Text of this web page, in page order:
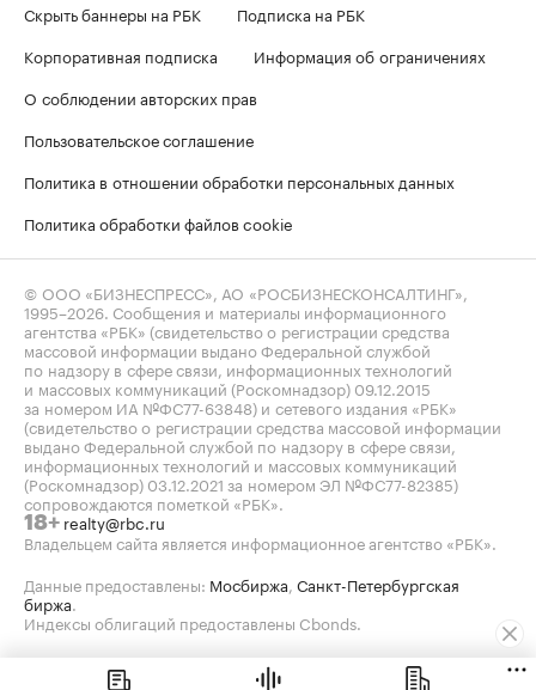
Скрыть баннеры на РБК
Подписка на РБК
Корпоративная подписка
Информация об ограничениях
О соблюдении авторских прав
Пользовательское соглашение
Политика в отношении обработки персональных данных
Политика обработки файлов cookie
© ООО «БИЗНЕСПРЕСС», АО «РОСБИЗНЕСКОНСАЛТИНГ»,
1995–2026. Сообщения и материалы информационного
агентства «РБК» (свидетельство о регистрации средства
массовой информации выдано Федеральной службой
по надзору в сфере связи, информационных технологий
и массовых коммуникаций (Роскомнадзор) 09.12.2015
за номером ИА №ФС77-63848) и сетевого издания «РБК»
(свидетельство о регистрации средства массовой информации
выдано Федеральной службой по надзору в сфере связи,
информационных технологий и массовых коммуникаций
(Роскомнадзор) 03.12.2021 за номером ЭЛ №ФС77-82385)
сопровождаются пометкой «РБК».
18+ realty@rbc.ru
Владельцем сайта является информационное агентство «РБК».
Данные предоставлены: Мосбиржа, Санкт-Петербургская
биржа.
Индексы облигаций предоставлены Cbonds.